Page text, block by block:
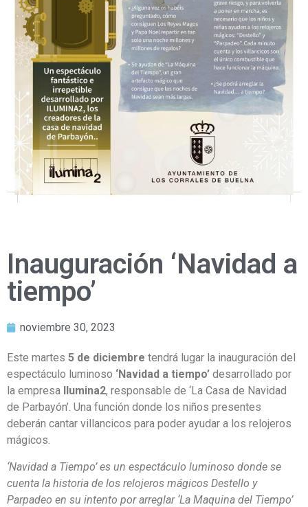
Inauguración ‘Navidad a
tiempo’
noviembre 30, 2023
Este martes 5 de diciembre tendrá lugar la inauguración del
espectáculo luminoso ‘Navidad a tiempo’ desarrollado por
la empresa Ilumina2, responsable de ‘La Casa de Navidad
de Parbayón’. Una función donde los niños presentes
deberán cantar villancicos para poder ayudar a los relojeros
mágicos.
‘Navidad a Tiempo’ es un espectáculo luminoso donde se
cuenta la historia de los relojeros mágicos Destello y
Parpadeo en su intento por arreglar ‘La Maquina del Tiempo’